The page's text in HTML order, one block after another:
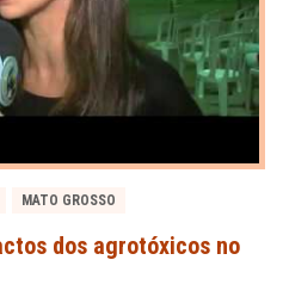
MATO GROSSO
dos agrotóxicos no